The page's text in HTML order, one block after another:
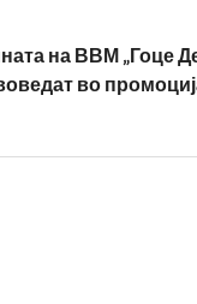
на ВВМ „Гоце
во